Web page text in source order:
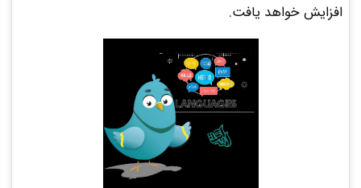
افزایش خواهد یافت.